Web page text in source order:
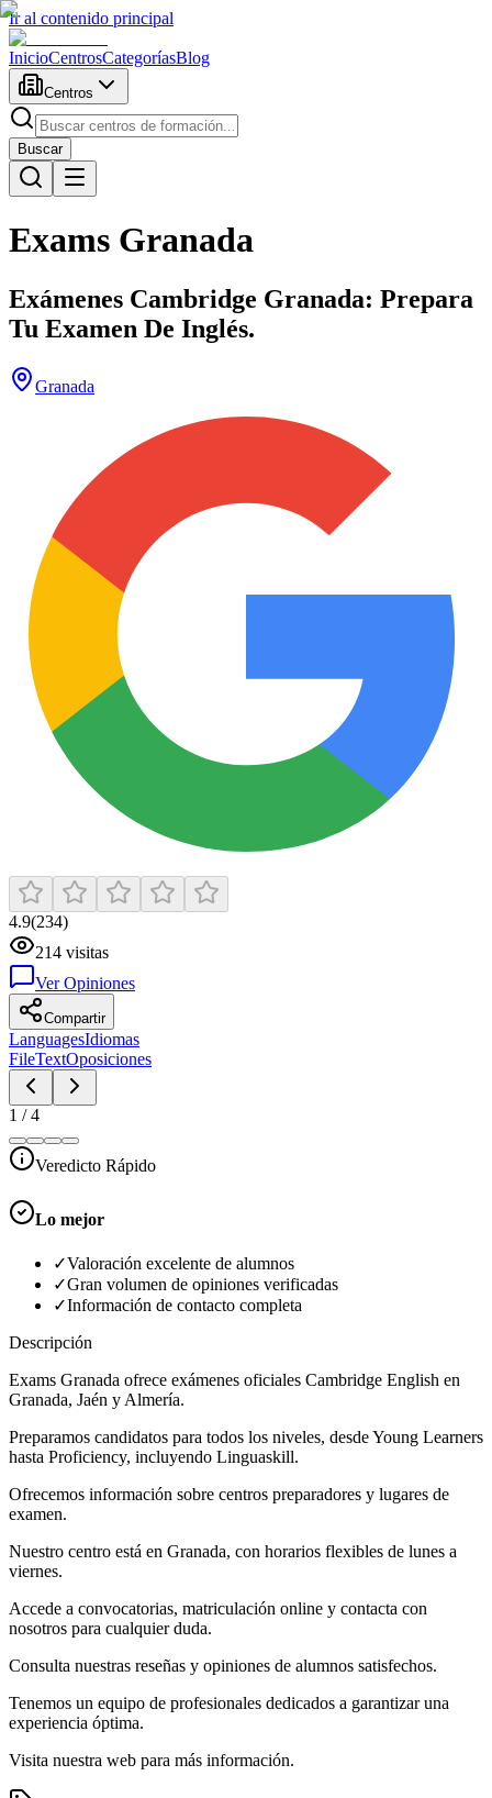
Ir al contenido principal
InicioCentrosCategoríasBlog
Centros
Buscar
Exams Granada
Exámenes Cambridge Granada: Prepara
Tu Examen De Inglés.
Granada
4.9(234)
214 visitas
Ver Opiniones
Compartir
LanguagesIdiomas
FileTextOposiciones
1 /4
Veredicto Rápido
Lo mejor
✓Valoración excelente de alumnos
✓Gran volumen de opiniones verificadas
✓Información de contacto completa
Descripción
Exams Granada ofrece exámenes oficiales Cambridge English en
Granada, Jaén y Almería.
Preparamos candidatos para todos los niveles, desde Young Learners
hasta Proficiency, incluyendo Linguaskill.
Ofrecemos información sobre centros preparadores y lugares de
examen.
Nuestro centro está en Granada, con horarios flexibles de lunes a
viernes.
Accede a convocatorias, matriculación online y contacta con
nosotros para cualquier duda.
Consulta nuestras reseñas y opiniones de alumnos satisfechos.
Tenemos un equipo de profesionales dedicados a garantizar una
experiencia óptima.
Visita nuestra web para más información.